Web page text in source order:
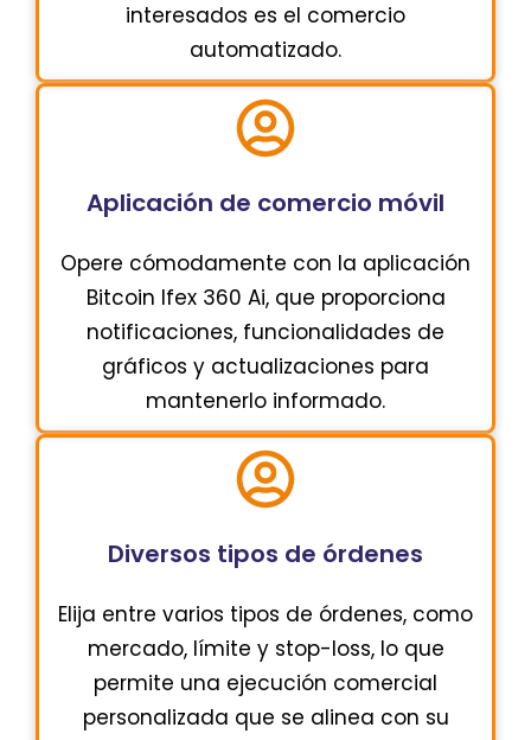
interesados ​​es el comercio
automatizado.
Aplicación de comercio móvil
Opere cómodamente con la aplicación
Bitcoin Ifex 360 Ai, que proporciona
notificaciones, funcionalidades de
gráficos y actualizaciones para
mantenerlo informado.
Diversos tipos de órdenes
Elija entre varios tipos de órdenes, como
mercado, límite y stop-loss, lo que
permite una ejecución comercial
personalizada que se alinea con su